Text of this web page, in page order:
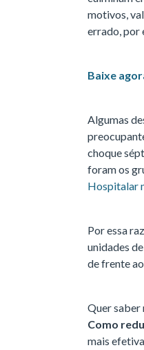
motivos,
errado, por
Baixe
Algumas
choque
foram os
Hospitalar
Por essa
unidades
de frente
Quer saber
Como
mais